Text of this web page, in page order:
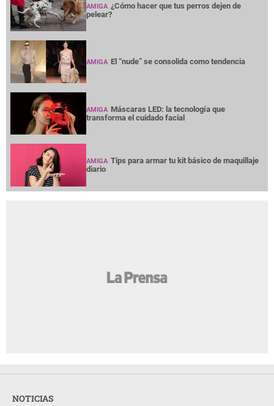
AMIGA ¿Cómo hacer que tus perros dejen de
pelear?
AMIGA El “nude” se consolida como tendencia
AMIGA Máscaras LED: la tecnología que
transforma el cuidado facial
AMIGA Tips para armar tu kit básico de maquillaje
diario
NOTICIAS